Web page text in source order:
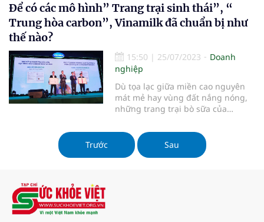
Để có các mô hình” Trang trại sinh thái”, “
Trung hòa carbon”, Vinamilk đã chuẩn bị như
thế nào?
15:50 | 25/07/2023
Doanh
nghiệp
Dù tọa lạc giữa miền cao nguyên
mát mẻ hay vùng đất nắng nóng,
những trang trại bò sữa của
bạt ngàn. Mỗi trang trại của doanh
nghiệp sữa tỷ đô này thực sự là
một “công trình xanh”.
Trước Sau